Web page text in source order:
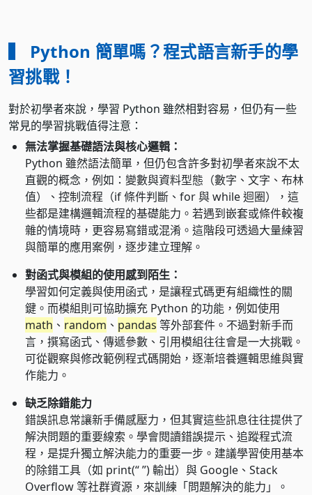
▍ Python 簡單嗎？程式語言新手的學
習挑戰！
對於初學者來說，學習 Python 雖然相對容易，但仍有一些
常見的學習挑戰值得注意：
無法掌握基礎語法與核心邏輯：
Python 雖然語法簡單，但仍包含許多對初學者來說不太
直觀的概念，例如：變數與資料型態（數字、文字、布林
值）、控制流程（if 條件判斷、for 與 while 迴圈），這
些都是建構邏輯流程的基礎能力。若遇到嵌套或條件較複
雜的情境時，更容易寫錯或混淆。這階段可透過大量練習
與簡單的應用案例，逐步建立理解。
對函式與模組的使用感到陌生：
學習如何定義與使用函式，是讓程式碼更有組織性的關
鍵。而模組則可協助擴充 Python 的功能，例如使用
math 、 random 、 pandas 等外部套件。不過對新手而
言，撰寫函式、傳遞參數、引用模組往往會是一大挑戰。
可從觀察與修改範例程式碼開始，逐漸培養邏輯思維與實
作能力。
缺乏除錯能力
錯誤訊息常讓新手備感壓力，但其實這些訊息往往提供了
解決問題的重要線索。學會閱讀錯誤提示、追蹤程式流
程，是提升獨立解決能力的重要一步。建議學習使用基本
的除錯工具（如 print(“ ”) 輸出）與 Google、Stack
Overflow 等社群資源，來訓練「問題解決的能力」。